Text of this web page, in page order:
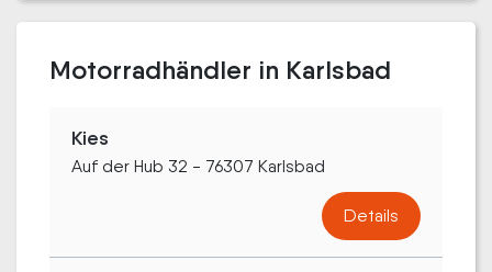
Motorradhändler in Karlsbad
Kies
Auf der Hub 32 - 76307 Karlsbad
Details